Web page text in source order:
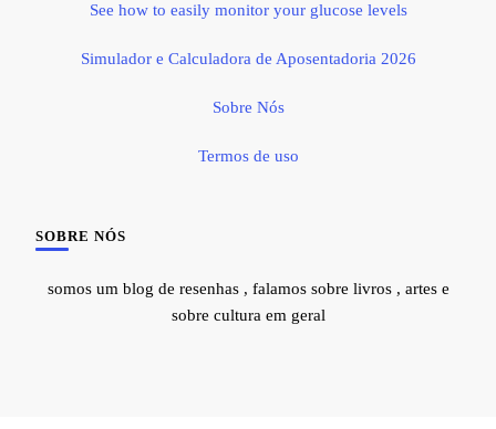
See how to easily monitor your glucose levels
Simulador e Calculadora de Aposentadoria 2026
Sobre Nós
Termos de uso
SOBRE NÓS
somos um blog de resenhas , falamos sobre livros , artes e
sobre cultura em geral